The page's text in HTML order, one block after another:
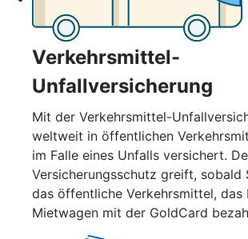
Verkehrsmittel-
Unfallversicherung
Mit der Verkehrsmittel-
weltweit in öffentlichen
im Falle eines Unfalls versichert.
Versicherungsschutz greift, sobald
das öffentliche Verkehrsmittel, das
Mietwagen mit der GoldCard